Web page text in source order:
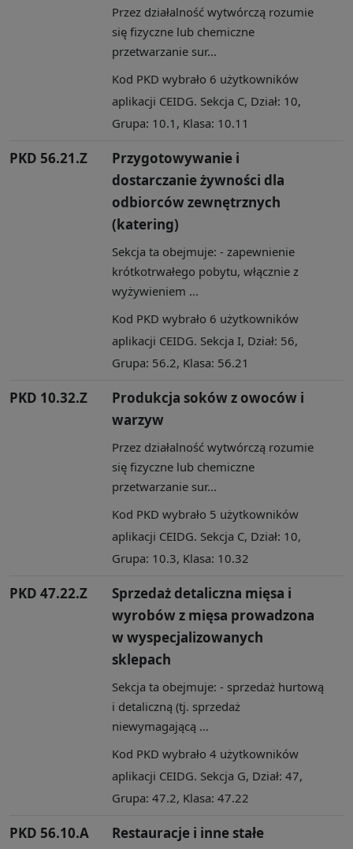
Przez działalność wytwórczą rozumie
się fizyczne lub chemiczne
przetwarzanie sur...
Kod PKD wybrało 6 użytkowników
aplikacji CEIDG. Sekcja C, Dział: 10,
Grupa: 10.1, Klasa: 10.11
PKD 56.21.Z
Przygotowywanie i
dostarczanie żywności dla
odbiorców zewnętrznych
(katering)
Sekcja ta obejmuje: - zapewnienie
krótkotrwałego pobytu, włącznie z
wyżywieniem ...
Kod PKD wybrało 6 użytkowników
aplikacji CEIDG. Sekcja I, Dział: 56,
Grupa: 56.2, Klasa: 56.21
PKD 10.32.Z
Produkcja soków z owoców i
warzyw
Przez działalność wytwórczą rozumie
się fizyczne lub chemiczne
przetwarzanie sur...
Kod PKD wybrało 5 użytkowników
aplikacji CEIDG. Sekcja C, Dział: 10,
Grupa: 10.3, Klasa: 10.32
PKD 47.22.Z
Sprzedaż detaliczna mięsa i
wyrobów z mięsa prowadzona
w wyspecjalizowanych
sklepach
Sekcja ta obejmuje: - sprzedaż hurtową
i detaliczną (tj. sprzedaż
niewymagającą ...
Kod PKD wybrało 4 użytkowników
aplikacji CEIDG. Sekcja G, Dział: 47,
Grupa: 47.2, Klasa: 47.22
PKD 56.10.A
Restauracje i inne stałe